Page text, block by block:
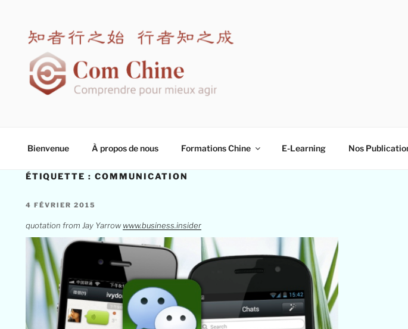
contenu
principal
Bienvenue À propos de nous Formations Chine E-Learning Nos
ÉTIQUETTE :COMMUNICATION
PUBLIÉ
4 FÉVRIER 2015
quotation from Jay Yarrowwww.business.insider